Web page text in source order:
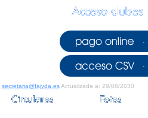
secretaria@fajyda.esActualizada a: 29/08/2030